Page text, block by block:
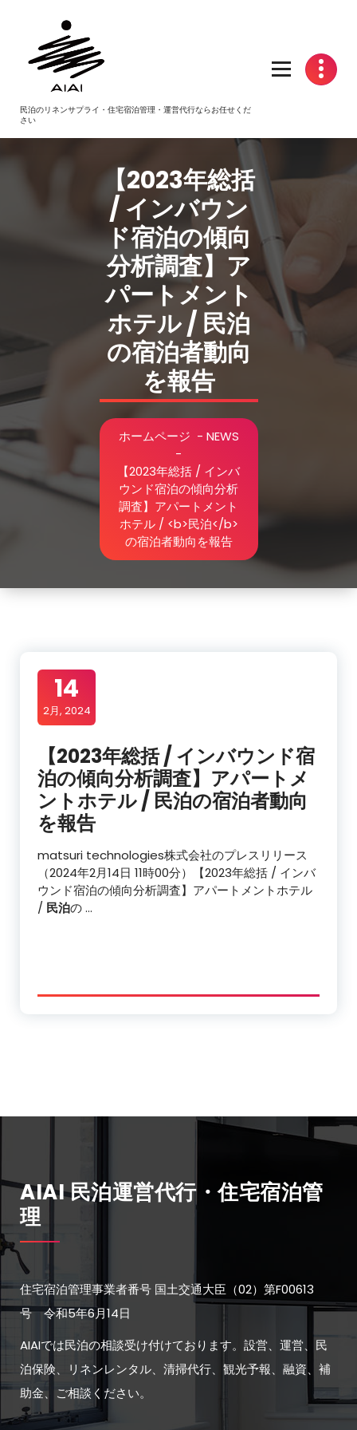
民泊のリネンサプライ・住宅宿泊管理・運営代行ならお任せくだ
さい
【2023年総括
/ インバウン
ド宿泊の傾向
分析調査】ア
パートメント
ホテル / 民泊
の宿泊者動向
を報告
ホームページ - NEWS
-
【2023年総括 / インバ
ウンド宿泊の傾向分析
調査】アパートメント
ホテル / <b>民泊</b>
の宿泊者動向を報告
14
2月, 2024
【2023年総括 / インバウンド宿
泊の傾向分析調査】アパートメ
ントホテル / 民泊の宿泊者動向
を報告
matsuri technologies株式会社のプレスリリース
（2024年2月14日 11時00分）【2023年総括 / インバ
ウンド宿泊の傾向分析調査】アパートメントホテル
/ 民泊の …
AIAI 民泊運営代行・住宅宿泊管
理
住宅宿泊管理事業者番号 国土交通大臣（02）第F00613
号 令和5年6月14日
AIAIでは民泊の相談受け付けております。設営、運営、民
泊保険、リネンレンタル、清掃代行、観光予報、融資、補
助金、ご相談ください。